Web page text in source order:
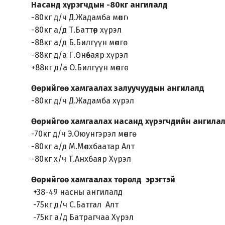
Насанд хүрэгчдын -80кг ангилалд
-80кг д/ч Д.Жадамба мөнгө
-80кг а/д Т.Баттөр хүрэл
-88кг а/д Б.Билгүүн мөнгө
-88кг д/а Г.Өнөбаяр хүрэл
+88кг д/а О.Билгүүн мөнгө
Өөрийгөө хамгаалах залуучуудын ангилалд
-80кг д/ч Д.Жадамба хүрэл
Өөрийгөө хамгаалах насанд хүрэгчдийн
-70кг д/ч Э.Оюунгэрэл мөнгө
-80кг а/д М.Мөнхбаатар Алт
-80кг х/ч Т.Анхбаяр Хүрэл
Өөрийгөө хамгаалах төрөлд эрэгтэй
+38-49 насны ангилалд
-75кг д/ч С.Батгал Алт
-75кг а/д Батрагчаа Хүрэл